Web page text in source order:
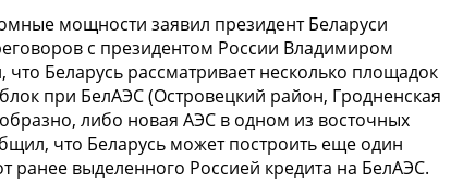
мощности заявил президент Беларуси
с президентом России Владимиром
Беларусь рассматривает несколько площадок
при БелАЭС (Островецкий район, Гродненская
либо новая АЭС в одном из восточных
что Беларусь может построить еще один
ранее выделенного Россией кредита на БелАЭС.